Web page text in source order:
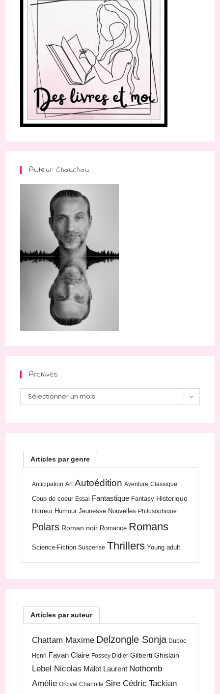
Auteur Chouchou
Archives
Sélectionner un mois
Articles par genre
Anticipation Art Autoédition Aventure Classique
Coup de coeur Essai Fantastique Fantasy Historique
Horreur Humour Jeunesse Nouvelles Philosophique
Polars Roman noir Romance Romans
Science-Fiction Suspense Thrillers Young adult
Articles par auteur
Chattam Maxime Delzongle Sonja Duboc
Henri Favan Claire Fossey Didier Gilberti Ghislain
Lebel Nicolas Malot Laurent Nothomb
Amélie Orcival Charlotte Sire Cédric Tackian